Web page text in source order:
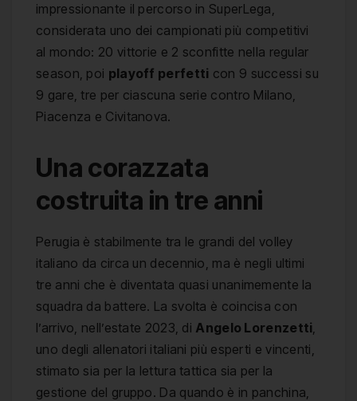
impressionante il percorso in SuperLega,
considerata uno dei campionati più competitivi
al mondo: 20 vittorie e 2 sconfitte nella regular
season, poi playoff perfetti con 9 successi su
9 gare, tre per ciascuna serie contro Milano,
Piacenza e Civitanova.
Una corazzata
costruita in tre anni
Perugia è stabilmente tra le grandi del volley
italiano da circa un decennio, ma è negli ultimi
tre anni che è diventata quasi unanimemente la
squadra da battere. La svolta è coincisa con
l’arrivo, nell’estate 2023, di Angelo Lorenzetti
uno degli allenatori italiani più esperti e vincenti,
stimato sia per la lettura tattica sia per la
gestione del gruppo. Da quando è in panchina,